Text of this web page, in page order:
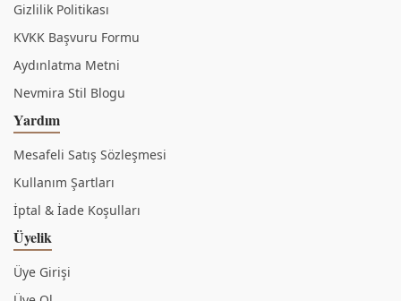
Gizlilik Politikası
KVKK Başvuru Formu
Aydınlatma Metni
Nevmira Stil Blogu
Yardım
Mesafeli Satış Sözleşmesi
Kullanım Şartları
İptal & İade Koşulları
Üyelik
Üye Girişi